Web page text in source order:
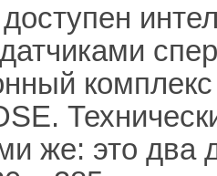
же: это два